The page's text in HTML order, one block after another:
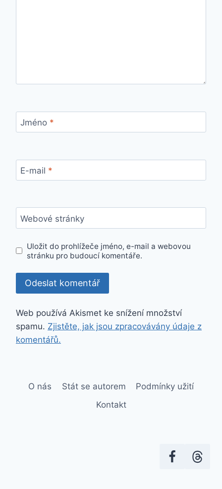
Jméno *
E-mail *
Webové stránky
Uložit do prohlížeče jméno, e-mail a webovou
stránku pro budoucí komentáře.
Web používá Akismet ke snížení množství
spamu. Zjistěte, jak jsou zpracovávány údaje z
komentářů.
O nás Stát se autorem
Podmínky užití
Kontakt